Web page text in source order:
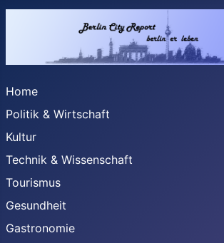
Home
Politik & Wirtschaft
Kultur
Technik & Wissenschaft
Tourismus
Gesundheit
Gastronomie